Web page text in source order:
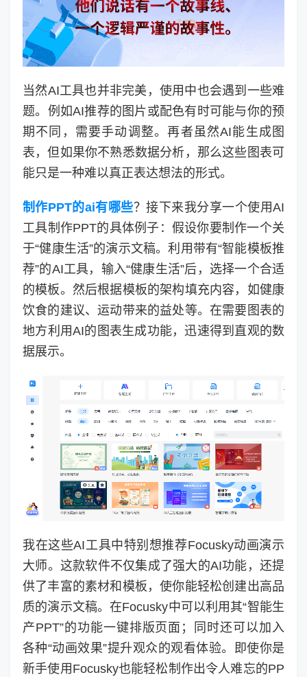
当然AI工具也并非完美，使用中也会遇到一些难
题。例如AI推荐的图片或配色有时可能与你的预
期不同，需要手动调整。再者虽然AI能生成图
表，但如果你不熟悉数据分析，那么这些图表可
能只是一种难以真正表达想法的形式。
制作PPT的ai有哪些？接下来我分享一个使用AI
工具制作PPT的具体例子：假设你要制作一个关
于“健康生活”的演示文稿。利用带有“智能模板推
荐”的AI工具，输入“健康生活”后，选择一个合适
的模板。然后根据模板的架构填充内容，如健康
饮食的建议、运动带来的益处等。在需要图表的
地方利用AI的图表生成功能，迅速得到直观的数
据展示。
我在这些AI工具中特别想推荐Focusky动画演示
大师。这款软件不仅集成了强大的AI功能，还提
供了丰富的素材和模板，使你能轻松创建出高品
质的演示文稿。在Focusky中可以利用其“智能生
产PPT”的功能一键排版页面；同时还可以加入
各种“动画效果”提升观众的观看体验。即使你是
新手使用Focusky也能轻松制作出令人难忘的PP